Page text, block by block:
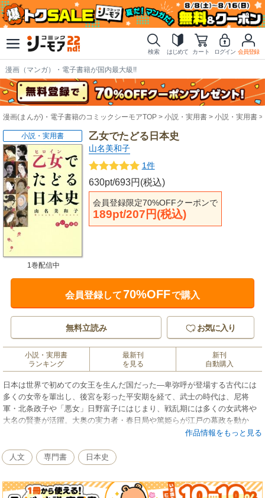
検索 はじめて カート ログイン 会員登録
漫画（マンガ）・電子書籍が国内最大級!!
漫画(まんが)・電子書籍のコミックシーモアTOP 小説・実用書 小説・実用書
乙女でたどる日本史
山名美和子
1件
630pt/693円(税込)
会員登録限定70%OFFクーポンで
189pt/207円(税込)
小説・実用書
1巻配信中
会員登録して70%OFFで購入
無料立読み お気に入り
小説・実用書
ランキング
最新刊
を見る
新刊
自動購入
日本は世界で初めての女王を生んだ国だった―卑弥呼が登場する古代には
多くの女帝を輩出し、後宮を彩った平安期を経て、武士の時代は、尼将
軍・北条政子や「悪女」日野富子にはじまり、戦乱期には多くの女武将や
大名の賢妻が活躍。大奥の実力者・春日局や篤姫らが江戸の幕政を動か
し、近代は女権運動や芸能などの分野で次々と偉人が登場。神話時代から
作品情報をもっと見る
人文 専門書 日本史